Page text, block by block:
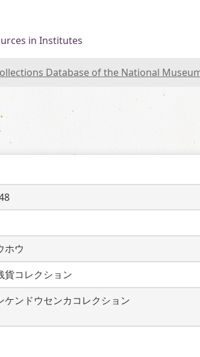
in Institutes
Database of the National
ホウ
貨コレクション
ケンドウセンカコレクション